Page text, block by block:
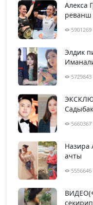
Алекса
реванш
5901269
Элдик
5729843
5660367
Назира
ачты
5556646